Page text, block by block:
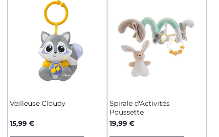
Veilleuse Cloudy
15,99 €
Spirale d'Activités
Poussette
19,99 €